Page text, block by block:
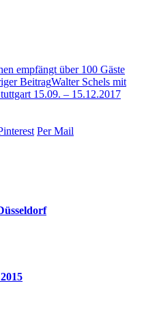
empfängt über 100 Gäste
BeitragWalter Schels mit
15.09. – 15.12.2017
Per Mail